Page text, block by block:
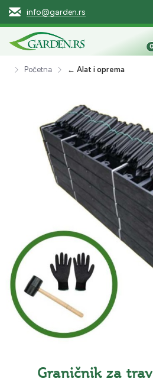
info@garden.rs
0
Početna ← Alat i oprema
Graničnik za